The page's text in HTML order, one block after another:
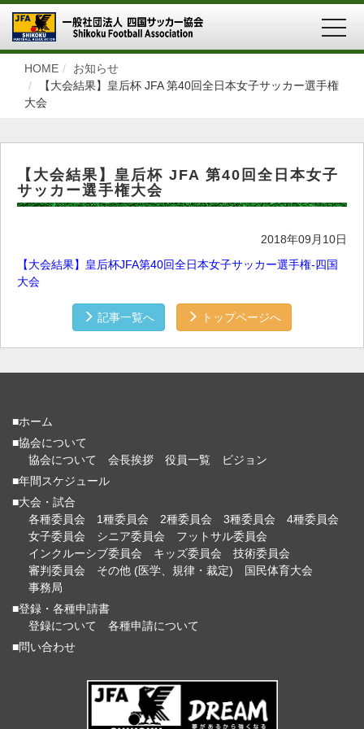
HOME
お知らせ
【大会結果】皇后杯 JFA 第40回全日本女子サッカー選手権
大会
【大会結果】皇后杯 JFA 第40回全日本女子
サッカー選手権大会
2018年09月10日
【大会結果】皇后杯JFA第40回全日本女子サッカー選手権-四国
大会
記事一覧へ トップページへ
■ホーム
■協会について
協会について
会長挨拶 役員一覧
ビジョン
■年間スケジュール
■大会・試合
各種委員会
1種委員会 2種委員会 3種委員会
4種委員会
女子委員会
シニア委員会
フットサル委員会
インクルーシブ委員会
キッズ委員会
技術委員会
審判委員会
その他 (医学、規律・裁定)
国民体育大会
事務局
■登録・各種申請書
登録について
各種申請について
■問い合わせ